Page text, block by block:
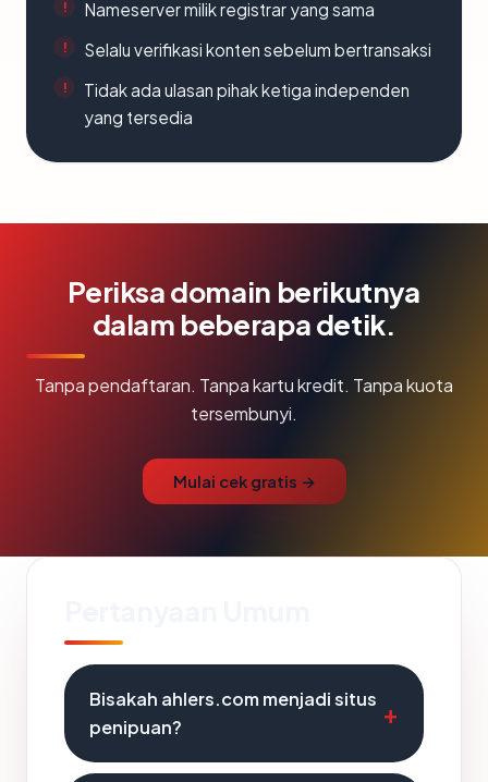
Nameserver milik registrar yang sama
Selalu verifikasi konten sebelum bertransaksi
Tidak ada ulasan pihak ketiga independen
yang tersedia
Periksa domain berikutnya
dalam beberapa detik.
Tanpa pendaftaran. Tanpa kartu kredit. Tanpa kuota
tersembunyi.
Mulai cek gratis →
Bisakah ahlers.com menjadi situs
penipuan?